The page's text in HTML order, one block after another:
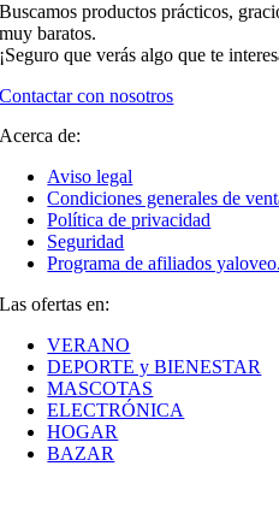
Buscamos productos prácticos,
muy baratos.
¡Seguro que verás algo que te
Contactar con nosotros
Acerca de:
Aviso legal
Condiciones generales de
Política de privacidad
Seguridad
Programa de afiliados
Las ofertas en:
VERANO
DEPORTE y BIENESTAR
MASCOTAS
ELECTRÓNICA
HOGAR
BAZAR